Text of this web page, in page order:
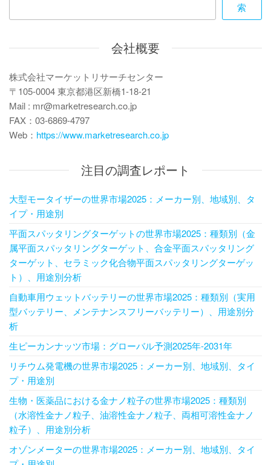
シ
ン
索
会社概要
株式会社マーケットリサーチセンター
〒105-0004 東京都港区新橋1-18-21
Mail : mr@marketresearch.co.jp
FAX：03-6869-4797
Web： https://www.marketresearch.co.jp
注目の調査レポート
大型モータイザーの世界市場2025：メーカー別、地域別、タ
イプ・用途別
平面スパッタリングターゲットの世界市場2025：種類別（金
属平面スパッタリングターゲット、合金平面スパッタリング
ターゲット、セラミック化合物平面スパッタリングターゲッ
ト）、用途別分析
自動車用ウェットバッテリーの世界市場2025：種類別（実用
型バッテリー、メンテナンスフリーバッテリー）、用途別分
析
生ピーカンナッツ市場：グローバル予測2025年-2031年
リチウム発電機の世界市場2025：メーカー別、地域別、タイ
プ・用途別
生物・医薬品における金ナノ粒子の世界市場2025：種類別
（水溶性金ナノ粒子、油溶性金ナノ粒子、両相可溶性金ナノ
粒子）、用途別分析
オゾンメーターの世界市場2025：メーカー別、地域別、タイ